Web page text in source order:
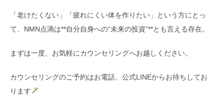
「老けたくない」「疲れにくい体を作りたい」という方にとっ
て、NMN点滴は**自分自身への“未来の投資”**とも言える存在。
まずは一度、お気軽にカウンセリングへお越しください。
カウンセリングのご予約はお電話、公式LINEからお待ちしてお
ります